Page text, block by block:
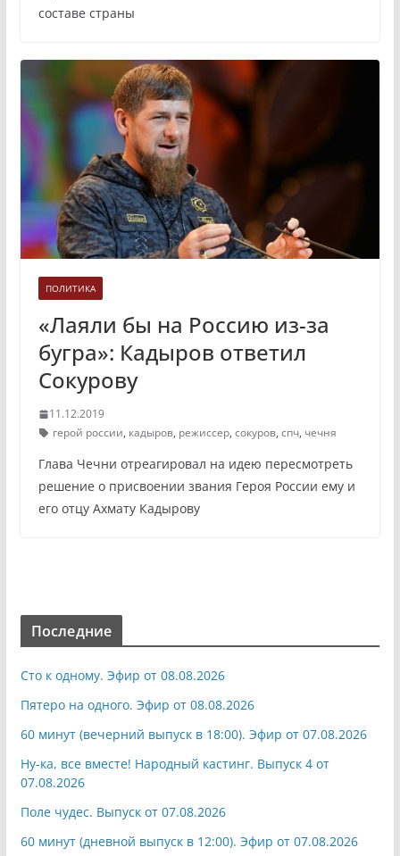
составе страны
ПОЛИТИКА
«Лаяли бы на Россию из-за
бугра»: Кадыров ответил
Сокурову
11.12.2019
герой россии, кадыров, режиссер, сокуров, спч, чечня
Глава Чечни отреагировал на идею пересмотреть
решение о присвоении звания Героя России ему и
его отцу Ахмату Кадырову
Последние
Сто к одному. Эфир от 08.08.2026
Пятеро на одного. Эфир от 08.08.2026
60 минут (вечерний выпуск в 18:00). Эфир от 07.08.2026
Ну-ка, все вместе! Народный кастинг. Выпуск 4 от
07.08.2026
Поле чудес. Выпуск от 07.08.2026
60 минут (дневной выпуск в 12:00). Эфир от 07.08.2026